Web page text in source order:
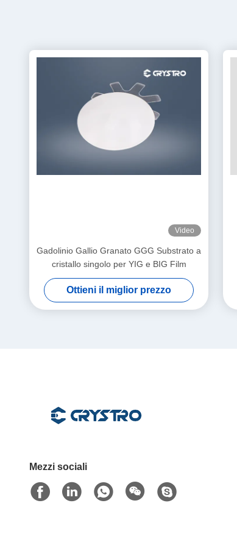
Video
Gadolinio Gallio Granato GGG Substrato a
cristallo singolo per YIG e BIG Film
Ottieni il miglior prezzo
Mezzi sociali